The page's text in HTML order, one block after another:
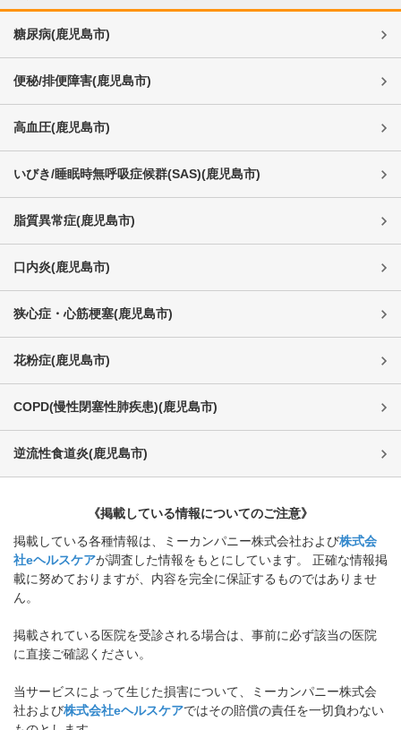
糖尿病(鹿児島市)
便秘/排便障害(鹿児島市)
高血圧(鹿児島市)
いびき/睡眠時無呼吸症候群(SAS)(鹿児島市)
脂質異常症(鹿児島市)
口内炎(鹿児島市)
狭心症・心筋梗塞(鹿児島市)
花粉症(鹿児島市)
COPD(慢性閉塞性肺疾患)(鹿児島市)
逆流性食道炎(鹿児島市)
《掲載している情報についてのご注意》
掲載している各種情報は、ミーカンパニー株式会社および株式会
社eヘルスケアが調査した情報をもとにしています。 正確な情報掲
載に努めておりますが、内容を完全に保証するものではありませ
ん。
掲載されている医院を受診される場合は、事前に必ず該当の医院
に直接ご確認ください。
当サービスによって生じた損害について、ミーカンパニー株式会
社および株式会社eヘルスケアではその賠償の責任を一切負わない